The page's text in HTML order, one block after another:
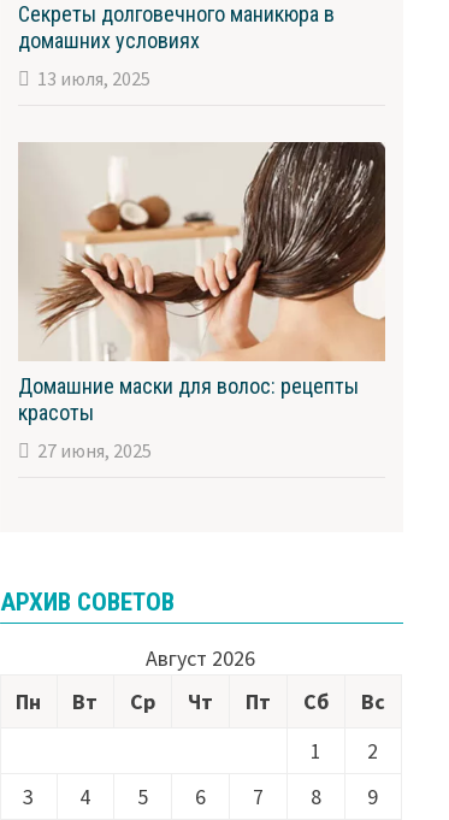
Секреты долговечного маникюра в
домашних условиях
13 июля, 2025
Домашние маски для волос: рецепты
красоты
27 июня, 2025
АРХИВ СОВЕТОВ
Август 2026
Пн
Вт Ср Чт Пт Сб
Вс
1
2
3
4 5 6 7 8 9